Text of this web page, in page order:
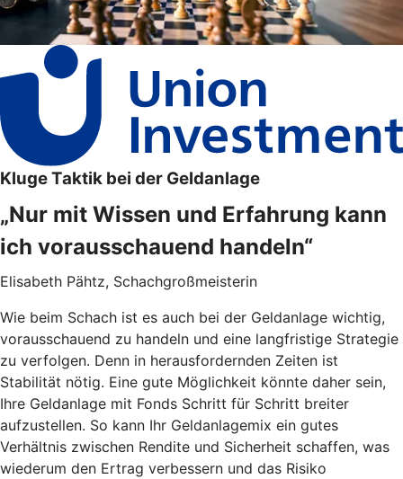
Kluge Taktik bei der Geldanlage
„Nur mit Wissen und Erfahrung kann
ich vorausschauend handeln“
Elisabeth Pähtz, Schachgroßmeisterin
Wie beim Schach ist es auch bei der Geldanlage wichtig,
vorausschauend zu handeln und eine langfristige Strategie
zu verfolgen. Denn in herausfordernden Zeiten ist
Stabilität nötig. Eine gute Möglichkeit könnte daher sein,
Ihre Geldanlage mit Fonds Schritt für Schritt breiter
aufzustellen. So kann Ihr Geldanlagemix ein gutes
Verhältnis zwischen Rendite und Sicherheit schaffen, was
wiederum den Ertrag verbessern und das Risiko